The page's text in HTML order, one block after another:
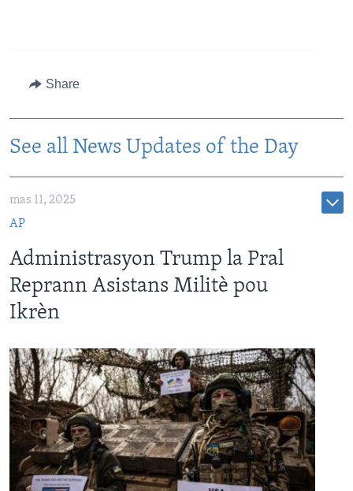
Share
See all News Updates of the Day
mas 11, 2025
AP
Administrasyon Trump la Pral
Reprann Asistans Militè pou
Ikrèn